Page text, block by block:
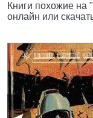
Книги похожие на
онлайн или